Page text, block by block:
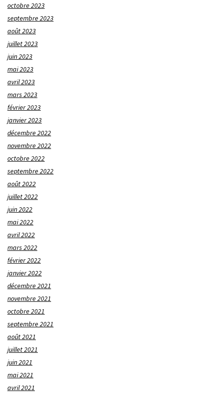
octobre 2023
septembre 2023
août 2023
juillet 2023
juin 2023
mai 2023
avril 2023
mars 2023
février 2023
janvier 2023
décembre 2022
novembre 2022
octobre 2022
septembre 2022
août 2022
juillet 2022
juin 2022
mai 2022
avril 2022
mars 2022
février 2022
janvier 2022
décembre 2021
novembre 2021
octobre 2021
septembre 2021
août 2021
juillet 2021
juin 2021
mai 2021
avril 2021